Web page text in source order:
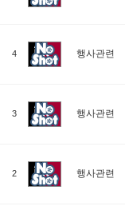
4 행사관련
3 행사관련
2 행사관련